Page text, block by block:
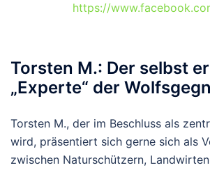
https://
Torsten M.: Der selbst
„Experte“ der
Torsten M., der im Beschluss als
wird, präsentiert sich gerne sich als
zwischen Naturschützern,